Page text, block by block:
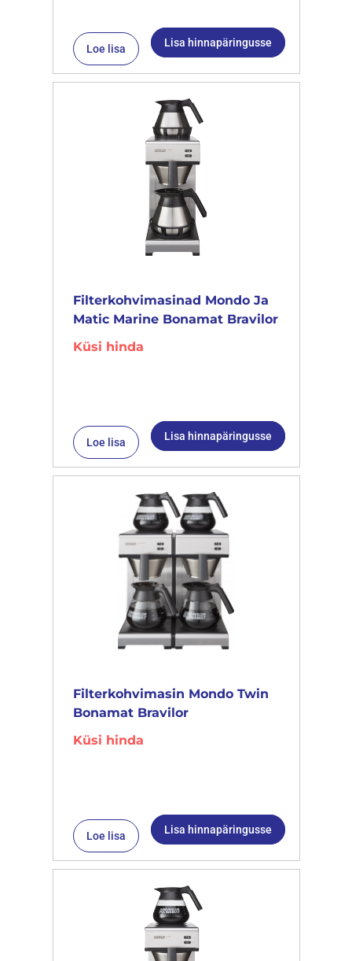
Loe lisa Lisa hinnapäringusse
Filterkohvimasinad Mondo Ja
Matic Marine Bonamat Bravilor
Küsi hinda
Loe lisa Lisa hinnapäringusse
Filterkohvimasin Mondo Twin
Bonamat Bravilor
Küsi hinda
Loe lisa Lisa hinnapäringusse